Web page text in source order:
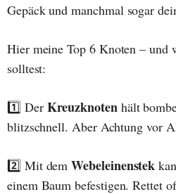
Gepäck und manchmal sogar
Hier meine Top 6 Knoten – und
solltest:
1️⃣ Der Kreuzknotenhält
blitzschnell. Aber Achtung vor
2️⃣ Mit demWebeleinenstek
einem Baum befestigen. Rettet